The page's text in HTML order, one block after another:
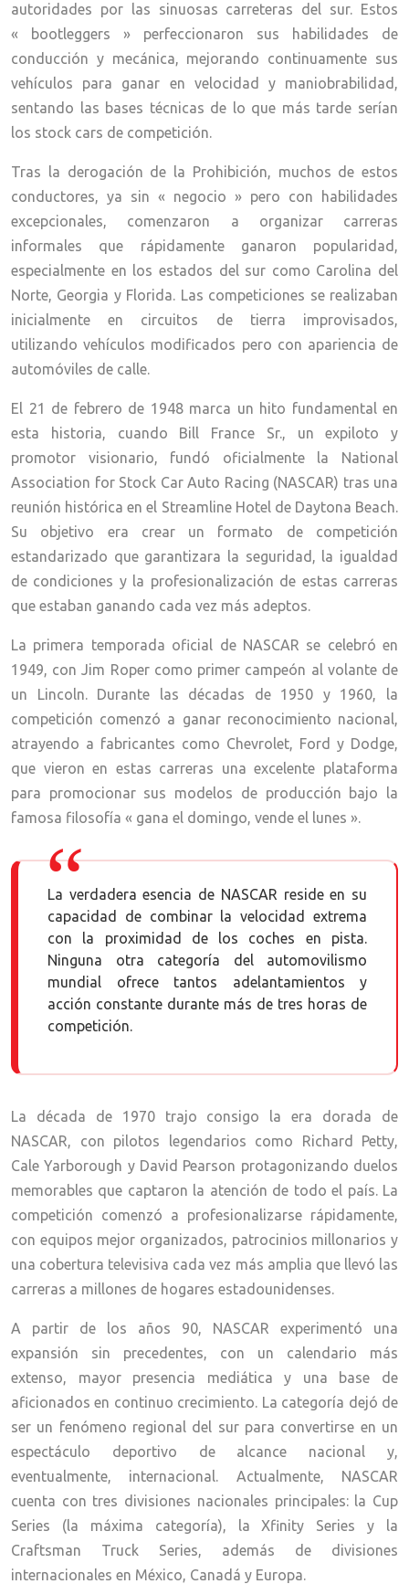
autoridades por las sinuosas carreteras del sur. Estos
« bootleggers » perfeccionaron sus habilidades de
conducción y mecánica, mejorando continuamente sus
vehículos para ganar en velocidad y maniobrabilidad,
sentando las bases técnicas de lo que más tarde serían
los stock cars de competición.
Tras la derogación de la Prohibición, muchos de estos
conductores, ya sin « negocio » pero con habilidades
excepcionales, comenzaron a organizar carreras
informales que rápidamente ganaron popularidad,
especialmente en los estados del sur como Carolina del
Norte, Georgia y Florida. Las competiciones se realizaban
inicialmente en circuitos de tierra improvisados,
utilizando vehículos modificados pero con apariencia de
automóviles de calle.
El 21 de febrero de 1948 marca un hito fundamental en
esta historia, cuando Bill France Sr., un expiloto y
promotor visionario, fundó oficialmente la National
Association for Stock Car Auto Racing (NASCAR) tras una
reunión histórica en el Streamline Hotel de Daytona Beach.
Su objetivo era crear un formato de competición
estandarizado que garantizara la seguridad, la igualdad
de condiciones y la profesionalización de estas carreras
que estaban ganando cada vez más adeptos.
La primera temporada oficial de NASCAR se celebró en
1949, con Jim Roper como primer campeón al volante de
un Lincoln. Durante las décadas de 1950 y 1960, la
competición comenzó a ganar reconocimiento nacional,
atrayendo a fabricantes como Chevrolet, Ford y Dodge,
que vieron en estas carreras una excelente plataforma
para promocionar sus modelos de producción bajo la
famosa filosofía « gana el domingo, vende el lunes ».
La verdadera esencia de NASCAR reside en su
capacidad de combinar la velocidad extrema
con la proximidad de los coches en pista.
Ninguna otra categoría del automovilismo
mundial ofrece tantos adelantamientos y
acción constante durante más de tres horas de
competición.
La década de 1970 trajo consigo la era dorada de
NASCAR, con pilotos legendarios como Richard Petty,
Cale Yarborough y David Pearson protagonizando duelos
memorables que captaron la atención de todo el país. La
competición comenzó a profesionalizarse rápidamente,
con equipos mejor organizados, patrocinios millonarios y
una cobertura televisiva cada vez más amplia que llevó las
carreras a millones de hogares estadounidenses.
A partir de los años 90, NASCAR experimentó una
expansión sin precedentes, con un calendario más
extenso, mayor presencia mediática y una base de
aficionados en continuo crecimiento. La categoría dejó de
ser un fenómeno regional del sur para convertirse en un
espectáculo deportivo de alcance nacional y,
eventualmente, internacional. Actualmente, NASCAR
cuenta con tres divisiones nacionales principales: la Cup
Series (la máxima categoría), la Xfinity Series y la
Craftsman Truck Series, además de divisiones
internacionales en México, Canadá y Europa.